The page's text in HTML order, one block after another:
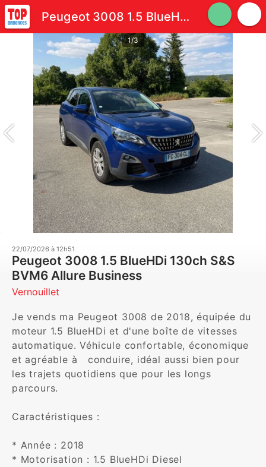
Peugeot 3008 1.5 BlueHDi 130ch S&S BVM6 Allure Business
1/3
22/07/2026 à 12h51
Peugeot 3008 1.5 BlueHDi 130ch S&S
BVM6 Allure Business
Vernouillet
Je vends ma Peugeot 3008 de 2018, équipée du
moteur 1.5 BlueHDi et d'une boîte de vitesses
automatique. Véhicule confortable, économique
et agréable à   conduire, idéal aussi bien pour
les trajets quotidiens que pour les longs
parcours.
Caractéristiques :
* Année : 2018
* Motorisation : 1.5 BlueHDi Diesel